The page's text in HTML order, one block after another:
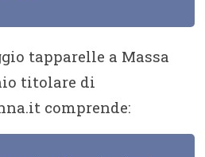
tapparelle a Massa
titolare di
comprende: